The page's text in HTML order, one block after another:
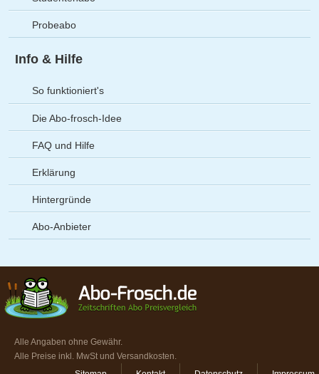
Probeabo
Info & Hilfe
So funktioniert's
Die Abo-frosch-Idee
FAQ und Hilfe
Erklärung
Hintergründe
Abo-Anbieter
Alle Angaben ohne Gewähr.
Alle Preise inkl. MwSt und Versandkosten.